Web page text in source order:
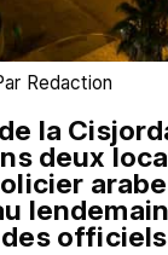
Redaction
la
deux
lendemain